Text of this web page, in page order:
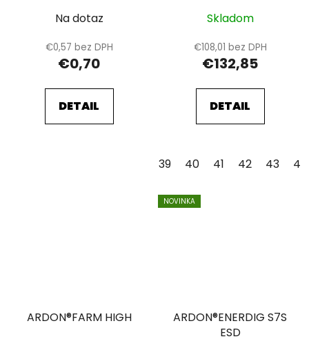
Na dotaz
€0,57 bez DPH
€0,70
DETAIL
Skladom
€108,01 bez DPH
€132,85
DETAIL
39 40 41 42 43 44
ARDON®FARM HIGH
NOVINKA
ARDON®ENERDIG S7S
ESD